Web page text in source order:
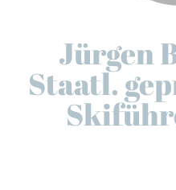
Jürgen
Staatl.